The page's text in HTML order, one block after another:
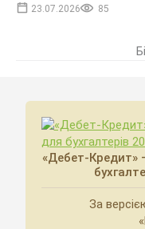
23.07.2026 85
«Дебет-Кредит»
За